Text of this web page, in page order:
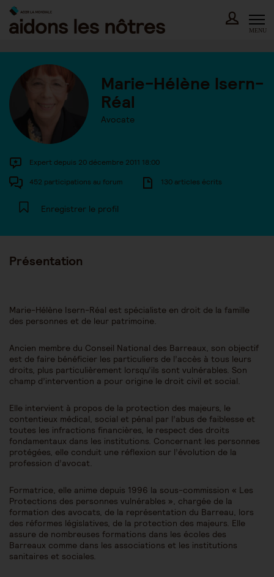
Skip
content
MENU
Marie-Hélène Isern-
Réal
Avocate
Expert depuis 20 décembre 2011 18:00
452 participations au forum 130 articles écrits
Enregistrer le profil
Présentation
Marie-Hélène Isern-Réal est spécialiste en droit de la famille
des personnes et de leur patrimoine.
Ancien membre du Conseil National des Barreaux, son objectif
est de faire bénéficier les particuliers de l’accès à tous leurs
droits, plus particulièrement lorsqu’ils sont vulnérables. Son
champ d’intervention a pour origine le droit civil et social.
Elle intervient à propos de la protection des majeurs, le
contentieux médical, social et pénal par l’abus de faiblesse et
toutes les infractions financières, le respect des droits
fondamentaux dans les institutions. Concernant les personnes
protégées, elle conduit une réflexion sur l’évolution de la
profession d’avocat.
Formatrice, elle anime depuis 1996 la sous-commission « Les
Protections des personnes vulnérables », chargée de la
formation des avocats, de la représentation du Barreau, lors
des réformes législatives, de la protection des majeurs. Elle
assure de nombreuses formations dans les écoles des
Barreaux comme dans les associations et les institutions
sanitaires et sociales.